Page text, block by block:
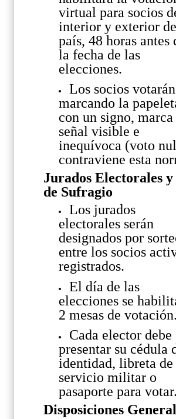
virtual para socios
interior y exterior
país, 48 horas antes
la fecha de las
elecciones.
Los socios votarán
marcando la
con un signo, marca
señal visible e
inequívoca (voto
contraviene esta
Jurados Electorales y
de Sufragio
Los jurados
electorales serán
designados por
entre los socios
registrados.
El día de las
elecciones se
2 mesas de votación.
Cada elector debe
presentar su cédula
identidad, libreta de
servicio militar o
pasaporte para votar.
Disposiciones